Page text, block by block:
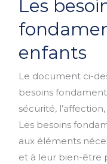
Les
enfants
Le document ci-
besoins
sécurité,
Les besoins
aux éléments
et à leur bien-être
besoins
fondamentaux
des
enfants